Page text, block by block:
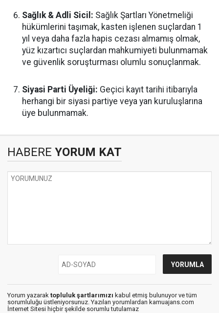
Sağlık & Adli Sicil: Sağlık Şartları Yönetmeliği
hükümlerini taşımak, kasten işlenen suçlardan 1
yıl veya daha fazla hapis cezası almamış olmak,
yüz kızartıcı suçlardan mahkumiyeti bulunmamak
ve güvenlik soruşturması olumlu sonuçlanmak.
Siyasi Parti Üyeliği: Geçici kayıt tarihi itibarıyla
herhangi bir siyasi partiye veya yan kuruluşlarına
üye bulunmamak.
HABERE YORUM KAT
Yorum yazarak topluluk şartlarımızı kabul etmiş bulunuyor ve tüm
sorumluluğu üstleniyorsunuz. Yazılan yorumlardan kamuajans.com
İnternet Sitesi hiçbir şekilde sorumlu tutulamaz